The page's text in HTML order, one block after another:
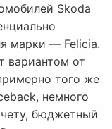
Skoda
марки — Felicia.
вариантом от
того же
немного
бюджетный